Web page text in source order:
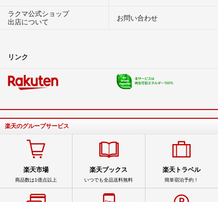
ラクマ公式ショップ
出店について
お問い合わせ
リンク
楽天のグループサービス
楽天市場
商品数は1億点以上
楽天ブックス
いつでも全品送料無料
楽天トラベル
簡単宿泊予約！